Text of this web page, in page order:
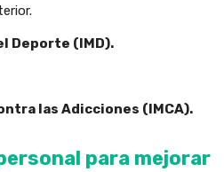
Deporte (IMD).
las Adicciones (IMCA).
para mejorar